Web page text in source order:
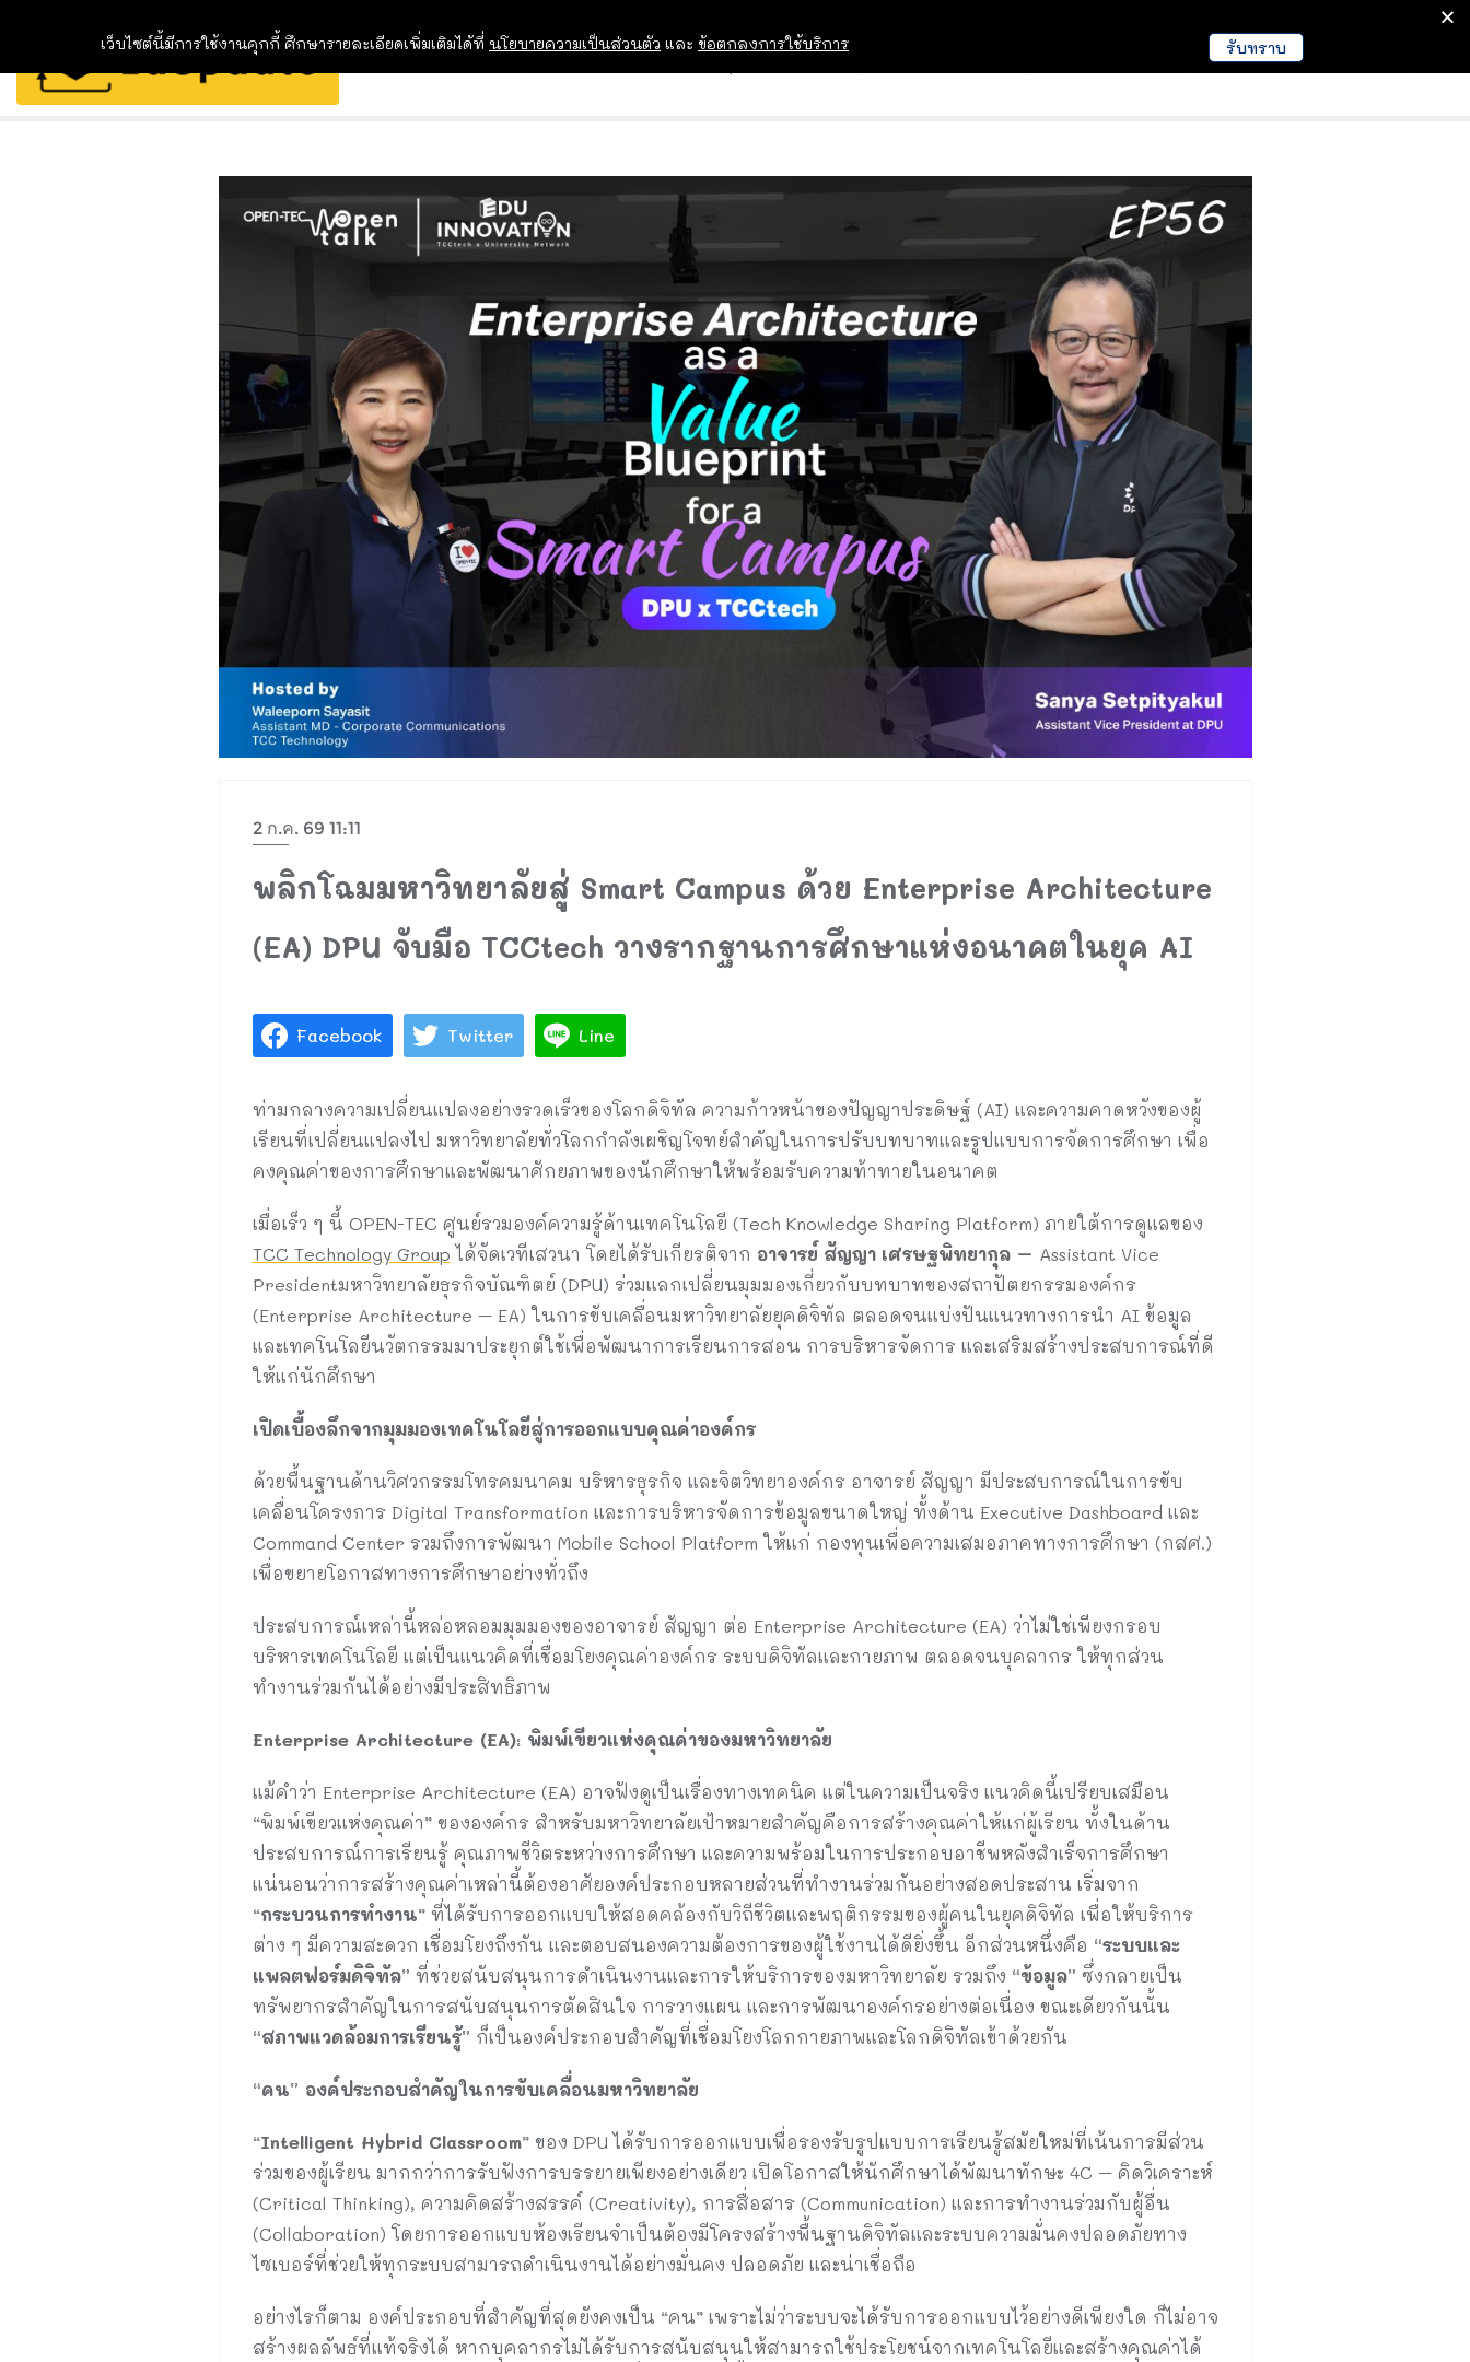
EDUCATION NEWS
2 ก.ค. 69 11:11
พลิกโฉมมหาวิทยาลัยสู่ Smart Campus ด้วย Enterprise Architecture
(EA) DPU จับมือ TCCtech วางรากฐานการศึกษาแห่งอนาคตในยุค AI
Facebook Twitter Line
ท่ามกลางความเปลี่ยนแปลงอย่างรวดเร็วของโลกดิจิทัล ความก้าวหน้าของปัญญาประดิษฐ์ (AI) และความคาดหวังของผู้
เรียนที่เปลี่ยนแปลงไป มหาวิทยาลัยทั่วโลกกำลังเผชิญโจทย์สำคัญในการปรับบทบาทและรูปแบบการจัดการศึกษา เพื่อ
คงคุณค่าของการศึกษาและพัฒนาศักยภาพของนักศึกษาให้พร้อมรับความท้าทายในอนาคต
เมื่อเร็ว ๆ นี้ OPEN-TEC ศูนย์รวมองค์ความรู้ด้านเทคโนโลยี (Tech Knowledge Sharing Platform) ภายใต้การดูแลของ
TCC Technology Group ได้จัดเวทีเสวนา โดยได้รับเกียรติจาก อาจารย์ สัญญา เศรษฐพิทยากุล – Assistant Vice
Presidentมหาวิทยาลัยธุรกิจบัณฑิตย์ (DPU) ร่วมแลกเปลี่ยนมุมมองเกี่ยวกับบทบาทของสถาปัตยกรรมองค์กร
(Enterprise Architecture – EA) ในการขับเคลื่อนมหาวิทยาลัยยุคดิจิทัล ตลอดจนแบ่งปันแนวทางการนำ AI ข้อมูล
และเทคโนโลยีนวัตกรรมมาประยุกต์ใช้เพื่อพัฒนาการเรียนการสอน การบริหารจัดการ และเสริมสร้างประสบการณ์ที่ดี
ให้แก่นักศึกษา
เปิดเบื้องลึกจากมุมมองเทคโนโลยีสู่การออกแบบคุณค่าองค์กร
ด้วยพื้นฐานด้านวิศวกรรมโทรคมนาคม บริหารธุรกิจ และจิตวิทยาองค์กร อาจารย์ สัญญา มีประสบการณ์ในการขับ
เคลื่อนโครงการ Digital Transformation และการบริหารจัดการข้อมูลขนาดใหญ่ ทั้งด้าน Executive Dashboard และ
Command Center รวมถึงการพัฒนา Mobile School Platform ให้แก่ กองทุนเพื่อความเสมอภาคทางการศึกษา (กสศ.)
เพื่อขยายโอกาสทางการศึกษาอย่างทั่วถึง
ประสบการณ์เหล่านี้หล่อหลอมมุมมองของอาจารย์ สัญญา ต่อ Enterprise Architecture (EA) ว่าไม่ใช่เพียงกรอบ
บริหารเทคโนโลยี แต่เป็นแนวคิดที่เชื่อมโยงคุณค่าองค์กร ระบบดิจิทัลและกายภาพ ตลอดจนบุคลากร ให้ทุกส่วน
ทำงานร่วมกันได้อย่างมีประสิทธิภาพ
Enterprise Architecture (EA): พิมพ์เขียวแห่งคุณค่าของมหาวิทยาลัย
แม้คำว่า Enterprise Architecture (EA) อาจฟังดูเป็นเรื่องทางเทคนิค แต่ในความเป็นจริง แนวคิดนี้เปรียบเสมือน
“พิมพ์เขียวแห่งคุณค่า” ขององค์กร สำหรับมหาวิทยาลัยเป้าหมายสำคัญคือการสร้างคุณค่าให้แก่ผู้เรียน ทั้งในด้าน
ประสบการณ์การเรียนรู้ คุณภาพชีวิตระหว่างการศึกษา และความพร้อมในการประกอบอาชีพหลังสำเร็จการศึกษา
แน่นอนว่าการสร้างคุณค่าเหล่านี้ต้องอาศัยองค์ประกอบหลายส่วนที่ทำงานร่วมกันอย่างสอดประสาน เริ่มจาก
“กระบวนการทำงาน” ที่ได้รับการออกแบบให้สอดคล้องกับวิถีชีวิตและพฤติกรรมของผู้คนในยุคดิจิทัล เพื่อให้บริการ
ต่าง ๆ มีความสะดวก เชื่อมโยงถึงกัน และตอบสนองความต้องการของผู้ใช้งานได้ดียิ่งขึ้น อีกส่วนหนึ่งคือ “ระบบและ
แพลตฟอร์มดิจิทัล” ที่ช่วยสนับสนุนการดำเนินงานและการให้บริการของมหาวิทยาลัย รวมถึง “ข้อมูล” ซึ่งกลายเป็น
ทรัพยากรสำคัญในการสนับสนุนการตัดสินใจ การวางแผน และการพัฒนาองค์กรอย่างต่อเนื่อง ขณะเดียวกันนั้น
“สภาพแวดล้อมการเรียนรู้” ก็เป็นองค์ประกอบสำคัญที่เชื่อมโยงโลกกายภาพและโลกดิจิทัลเข้าด้วยกัน
“คน” องค์ประกอบสำคัญในการขับเคลื่อนมหาวิทยาลัย
“Intelligent Hybrid Classroom” ของ DPU ได้รับการออกแบบเพื่อรองรับรูปแบบการเรียนรู้สมัยใหม่ที่เน้นการมีส่วน
ร่วมของผู้เรียน มากกว่าการรับฟังการบรรยายเพียงอย่างเดียว เปิดโอกาสให้นักศึกษาได้พัฒนาทักษะ 4C – คิดวิเคราะห์
(Critical Thinking), ความคิดสร้างสรรค์ (Creativity), การสื่อสาร (Communication) และการทำงานร่วมกับผู้อื่น
(Collaboration) โดยการออกแบบห้องเรียนจำเป็นต้องมีโครงสร้างพื้นฐานดิจิทัลและระบบความมั่นคงปลอดภัยทาง
ไซเบอร์ที่ช่วยให้ทุกระบบสามารถดำเนินงานได้อย่างมั่นคง ปลอดภัย และน่าเชื่อถือ
อย่างไรก็ตาม องค์ประกอบที่สำคัญที่สุดยังคงเป็น “คน” เพราะไม่ว่าระบบจะได้รับการออกแบบไว้อย่างดีเพียงใด ก็ไม่อาจ
สร้างผลลัพธ์ที่แท้จริงได้ หากบุคลากรไม่ได้รับการสนับสนุนให้สามารถใช้ประโยชน์จากเทคโนโลยีและสร้างคุณค่าได้
เว็บไซต์นี้มีการใช้งานคุกกี้ ศึกษารายละเอียดเพิ่มเติมได้ที่ นโยบายความเป็นส่วนตัว และ ข้อตกลงการใช้บริการ รับทราบ